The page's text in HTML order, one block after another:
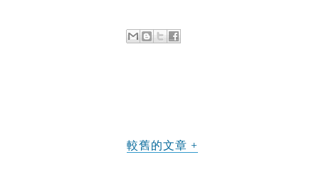
較舊的文章